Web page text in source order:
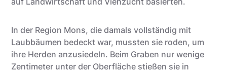
In der Region Mons, die damals vollständig mit
Laubbäumen bedeckt war, mussten sie roden, um
ihre Herden anzusiedeln. Beim Graben nur wenige
Zentimeter unter der Oberfläche stießen sie in